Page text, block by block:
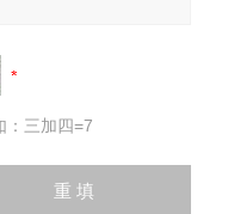
：三加四=7